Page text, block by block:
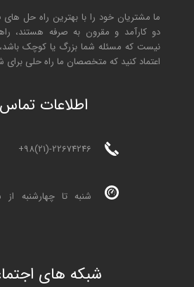
ما مشتریان خود را با بهترین راه حل
دو کارآمد و مقرون به صرفه هستند،
نیست که مسئله شما بزرگ یا کوچک باشد،
اعتماد کنید که متخصصان ما راه حلی
اطلاعات تماس
+98(21)-22674246
شبکه های